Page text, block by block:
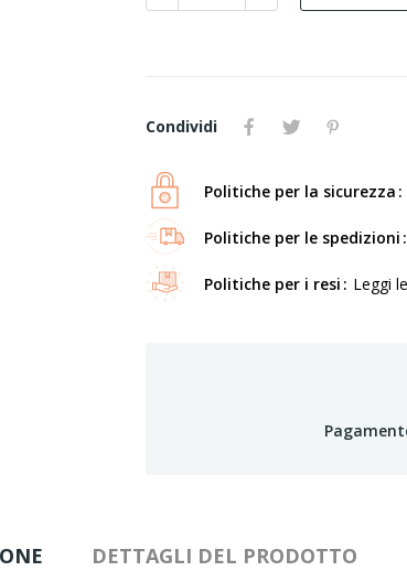
Condividi
Politiche per la sicurezza
Politiche per le spedizioni
Politiche per i resi Leggi
DETTAGLI DEL PRODOTTO